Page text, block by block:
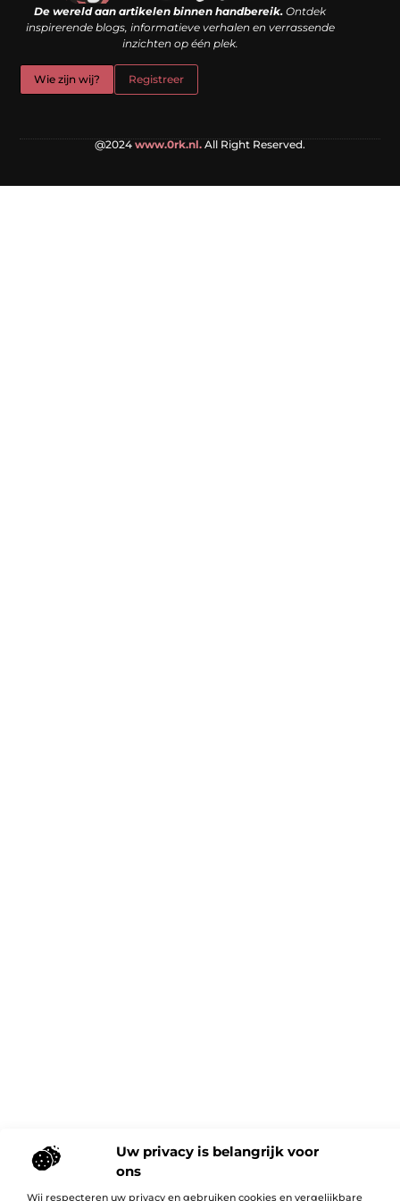
Uw privacy is belangrijk voor
ons
Wij respecteren uw privacy en gebruiken cookies en vergelijkbare
De wereld aan artikelen binnen handbereik. Ontdek
inspirerende blogs, informatieve verhalen en verrassende
inzichten op één plek.
Wie zijn wij? Registreer
@2024 www.0rk.nl. All Right Reserved.